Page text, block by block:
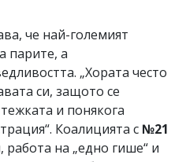
че най-големият
парите, а
„Хората често
си, защото се
и понякога
Коалицията с №21
работа на „едно гише“ и